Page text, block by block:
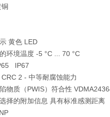
黄色 LED
环境温度 -5 °C ... 70 °C
IP67
2 - 中等耐腐蚀能力
物质（PWIS）符合性
择的附加信息 具有标准感测距离